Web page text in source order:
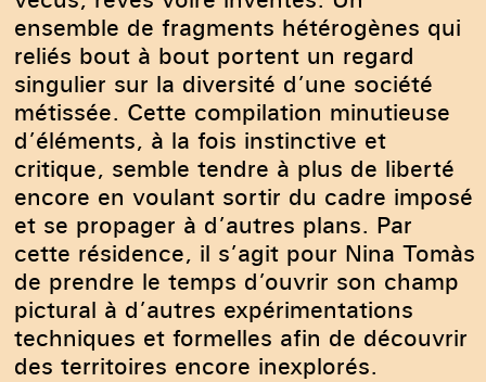
ensemble de fragments hétérogènes qui
reliés bout à bout portent un regard
singulier sur la diversité d’une société
métissée. Cette compilation minutieuse
d’éléments, à la fois instinctive et
critique, semble tendre à plus de liberté
encore en voulant sortir du cadre imposé
et se propager à d’autres plans. Par
cette résidence, il s’agit pour Nina Tomàs
de prendre le temps d’ouvrir son champ
pictural à d’autres expérimentations
techniques et formelles afin de découvrir
des territoires encore inexplorés.